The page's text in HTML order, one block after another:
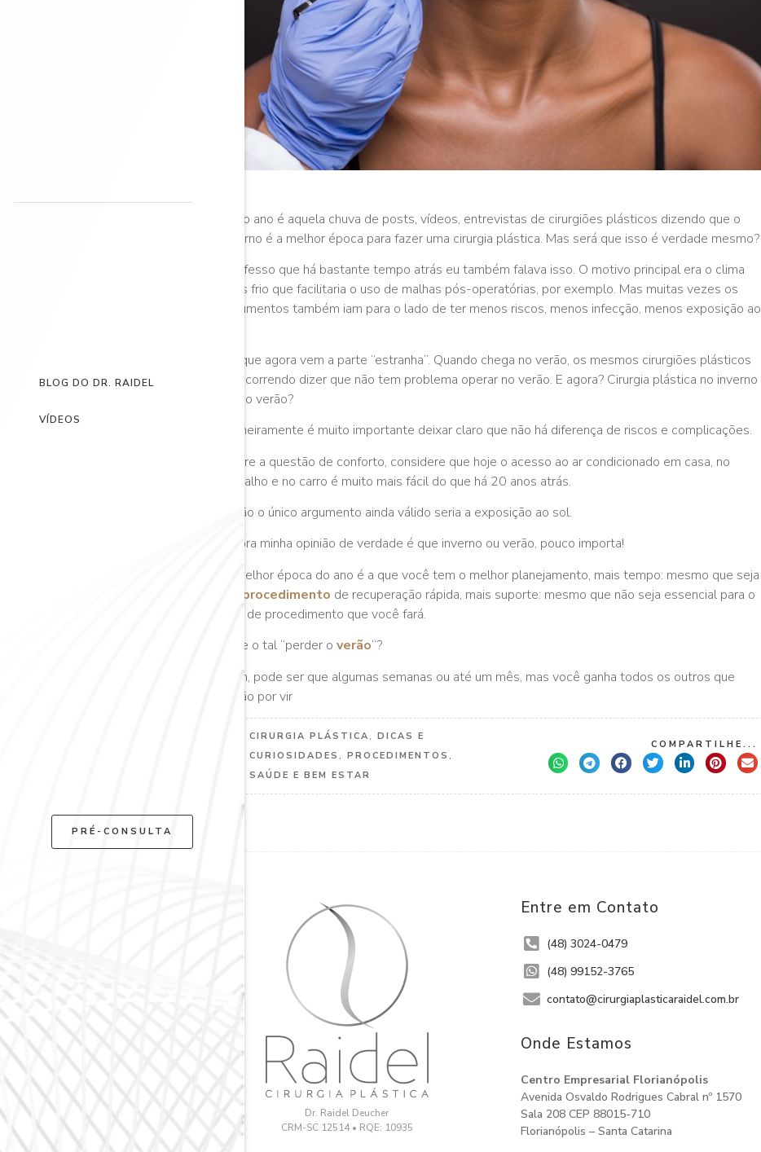
PRÉ-CONSULTA
BLOG DO DR. RAIDEL
VÍDEOS
Todo ano é aquela chuva de posts, vídeos, entrevistas de cirurgiões plásticos dizendo que o
inverno é a melhor época para fazer uma cirurgia plástica. Mas será que isso é verdade mesmo?
Confesso que há bastante tempo atrás eu também falava isso. O motivo principal era o clima
mais frio que facilitaria o uso de malhas pós-operatórias, por exemplo. Mas muitas vezes os
argumentos também iam para o lado de ter menos riscos, menos infecção, menos exposição ao
Só que agora vem a parte “estranha”. Quando chega no verão, os mesmos cirurgiões plásticos
vão correndo dizer que não tem problema operar no verão. E agora? Cirurgia plástica no inverno
ou no verão?
Primeiramente é muito importante deixar claro que não há diferença de riscos e complicações.
Sobre a questão de conforto, considere que hoje o acesso ao ar condicionado em casa, no
trabalho e no carro é muito mais fácil do que há 20 anos atrás.
Então o único argumento ainda válido seria a exposição ao sol.
Agora minha opinião de verdade é que inverno ou verão, pouco importa!
A melhor época do ano é a que você tem o melhor planejamento, mais tempo: mesmo que seja
procedimento de recuperação rápida, mais suporte: mesmo que não seja essencial para o
tipo de procedimento que você fará.
Ah e o tal “perder o verão“?
Bom, pode ser que algumas semanas ou até um mês, mas você ganha todos os outros que
estão por vir
CIRURGIA PLÁSTICA , DICAS E
CURIOSIDADES , PROCEDIMENTOS ,
SAÚDE E BEM ESTAR
COMPARTILHE...
Dr. Raidel Deucher
CRM-SC 12514 • RQE: 10935
Entre em Contato
(48) 3024-0479
(48) 99152-3765
contato@cirurgiaplasticaraidel.com.br
Onde Estamos​
Centro Empresarial Florianópolis
Avenida Osvaldo Rodrigues Cabral nº 1570
Sala 208 CEP 88015-710
Florianópolis – Santa Catarina